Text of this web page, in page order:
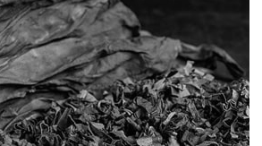
پیپ، یا حتی قلیان مورد استفاده قرار می‌گیرد.